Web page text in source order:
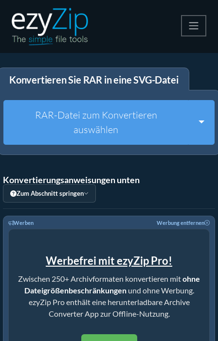
Entpacken
Konvertieren Sie RAR in eine SVG-Datei
RAR-Datei zum Konvertieren
auswählen
Konvertierungsanweisungen unten
Zum Abschnitt springen
Werben Werbung entfernen
Werbefrei mit ezyZip Pro!
Zwischen 250+ Archivformaten konvertieren mitohne
Dateigrößenbeschränkungenund ohne Werbung.
ezyZip Pro enthält eine herunterladbare Archive
Converter App zur Offline-Nutzung.